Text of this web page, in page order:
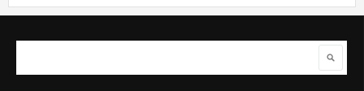
Rechercher